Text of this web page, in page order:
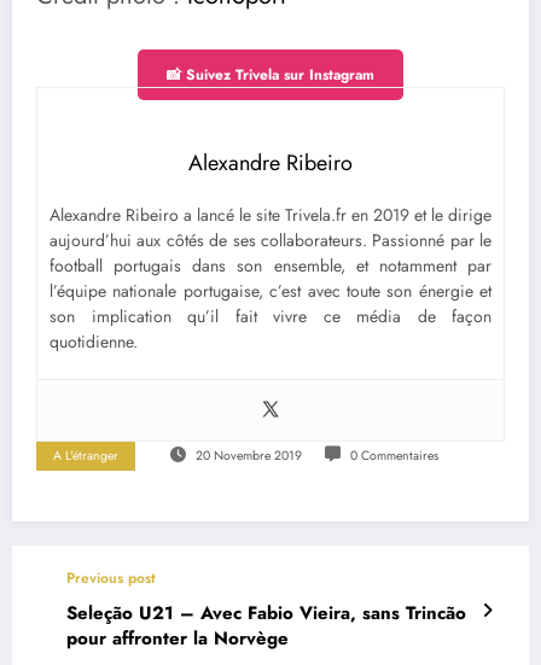
📸 Suivez Trivela sur Instagram
Alexandre Ribeiro
Alexandre Ribeiro a lancé le site Trivela.fr en 2019 et le dirige
aujourd’hui aux côtés de ses collaborateurs. Passionné par le
football portugais dans son ensemble, et notamment par
l’équipe nationale portugaise, c’est avec toute son énergie et
son implication qu’il fait vivre ce média de façon
quotidienne.
A L'étranger 20 Novembre 2019 0 Commentaires
Previous post
Seleção U21 – Avec Fabio Vieira, sans Trincão
pour affronter la Norvège